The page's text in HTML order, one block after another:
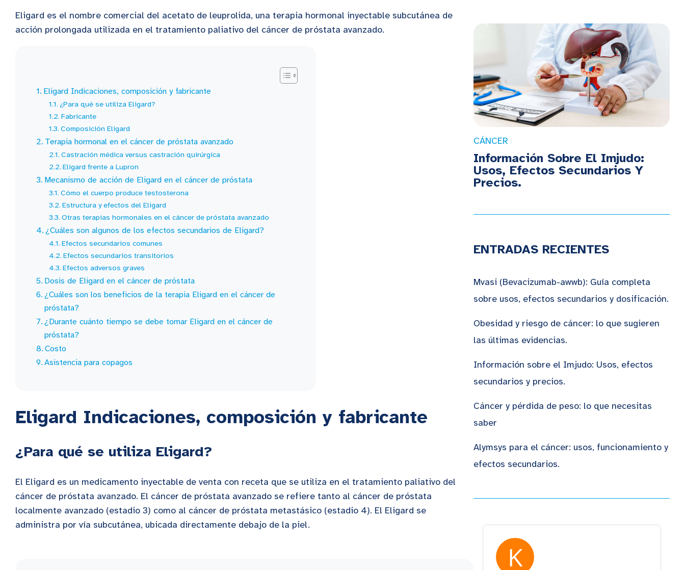
Eligard es el nombre comercial del acetato de leuprolida, una terapia hormonal inyectable subcutánea de
acción prolongada utilizada en el tratamiento paliativo del cáncer de próstata avanzado.
Eligard Indicaciones, composición y fabricante
¿Para qué se utiliza Eligard?
Fabricante
Composición Eligard
Terapia hormonal en el cáncer de próstata avanzado
Castración médica versus castración quirúrgica
Eligard frente a Lupron
Mecanismo de acción de Eligard en el cáncer de próstata
Cómo el cuerpo produce testosterona
Estructura y efectos del Eligard
Otras terapias hormonales en el cáncer de próstata avanzado
¿Cuáles son algunos de los efectos secundarios de Eligard?
Efectos secundarios comunes
Efectos secundarios transitorios
Efectos adversos graves
Dosis de Eligard en el cáncer de próstata
¿Cuáles son los beneficios de la terapia Eligard en el cáncer de
próstata?
¿Durante cuánto tiempo se debe tomar Eligard en el cáncer de
próstata?
Costo
Asistencia para copagos
Eligard Indicaciones, composición y fabricante
¿Para qué se utiliza Eligard?
El Eligard es un medicamento inyectable de venta con receta que se utiliza en el tratamiento paliativo del
cáncer de próstata avanzado. El cáncer de próstata avanzado se refiere tanto al cáncer de próstata
localmente avanzado (estadio 3) como al cáncer de próstata metastásico (estadio 4). El Eligard se
administra por vía subcutánea, ubicada directamente debajo de la piel.
CÁNCER
Información Sobre El Imjudo:
Usos, Efectos Secundarios Y
Precios.
ENTRADAS RECIENTES
Mvasi (Bevacizumab-awwb): Guía completa
sobre usos, efectos secundarios y dosificación.
Obesidad y riesgo de cáncer: lo que sugieren
las últimas evidencias.
Información sobre el Imjudo: Usos, efectos
secundarios y precios.
Cáncer y pérdida de peso: lo que necesitas
saber
Alymsys para el cáncer: usos, funcionamiento y
efectos secundarios.